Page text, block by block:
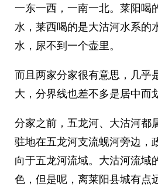
一东一西，一南一北。莱阳喝
水，莱西喝的是大沽河水系的
水，尿不到一个壶里。
而且两家分家很有意思，几乎
大，分界线也差不多是居中而
分家之前，五龙河、大沽河都
驻地在五龙河支流蚬河旁边，
向于五龙河流域。大沽河流域
色，但是呢，离莱阳县城有点